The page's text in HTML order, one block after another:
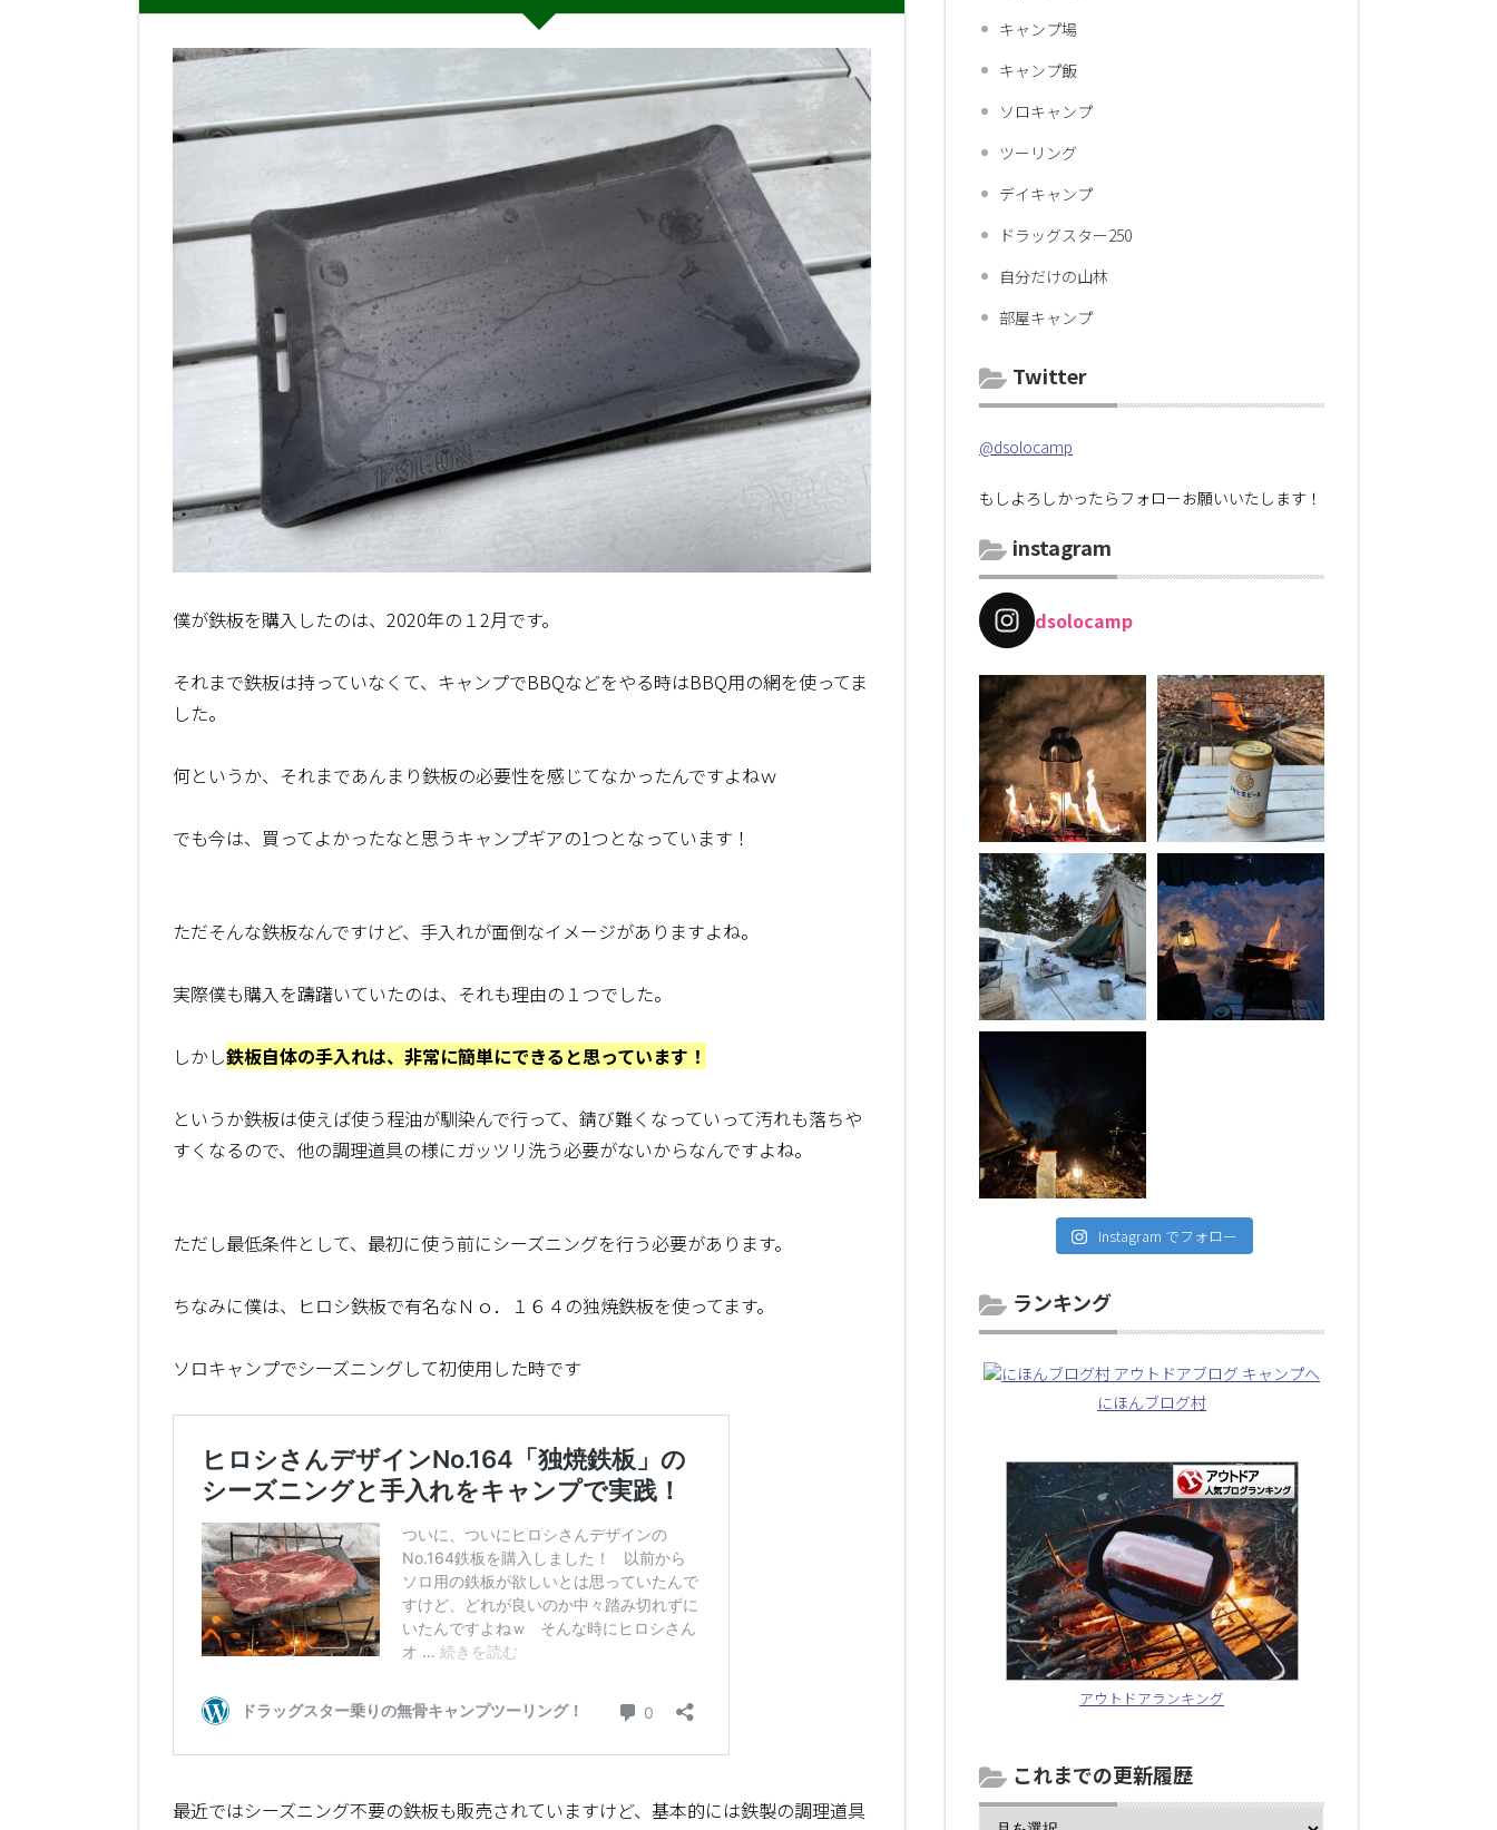
僕が鉄板を購入したのは、2020年の１2月です。
それまで鉄板は持っていなくて、キャンプでBBQなどをやる時はBBQ用の網を使ってま
した。
何というか、それまであんまり鉄板の必要性を感じてなかったんですよねｗ
でも今は、買ってよかったなと思うキャンプギアの1つとなっています！
ただそんな鉄板なんですけど、手入れが面倒なイメージがありますよね。
実際僕も購入を躊躇いていたのは、それも理由の１つでした。
しかし鉄板自体の手入れは、非常に簡単にできると思っています！
というか鉄板は使えば使う程油が馴染んで行って、錆び難くなっていって汚れも落ちや
すくなるので、他の調理道具の様にガッツリ洗う必要がないからなんですよね。
ただし最低条件として、最初に使う前にシーズニングを行う必要があります。
ちなみに僕は、ヒロシ鉄板で有名なＮｏ．１６４の独焼鉄板を使ってます。
ソロキャンプでシーズニングして初使用した時です
最近ではシーズニング不要の鉄板も販売されていますけど、基本的には鉄製の調理道具
キャンプ場
キャンプ飯
ソロキャンプ
ツーリング
デイキャンプ
ドラッグスター250
自分だけの山林
部屋キャンプ
Twitter
@dsolocamp
もしよろしかったらフォローお願いいたします！
instagram
dsolocamp
Instagram でフォロー
ランキング
にほんブログ村
アウトドアランキング
これまでの更新履歴